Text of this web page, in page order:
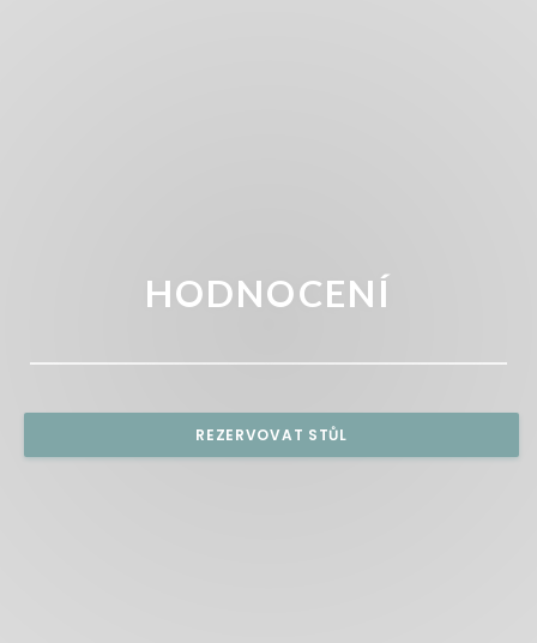
HODNOCENÍ
REZERVOVAT STŮL